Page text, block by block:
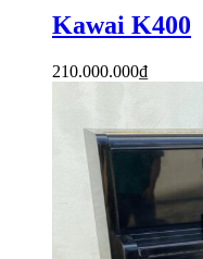
Kawai K400
210.000.000₫